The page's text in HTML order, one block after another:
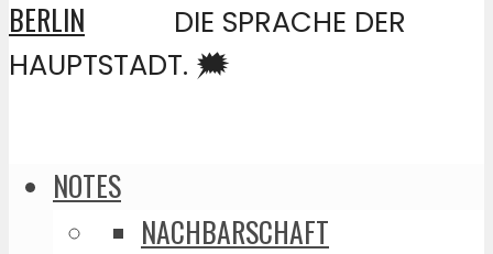
DIE SPRACHE DER
HAUPTSTADT. 🗯️
NOTES
NACHBARSCHAFT